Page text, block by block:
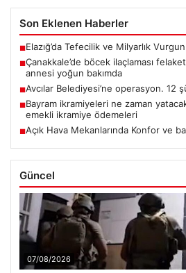
Son Eklenen Haberler
■Elazığ’da Tefecilik ve Milyarlık
■Çanakkale’de böcek ilaçlaması
annesi yoğun bakımda
■Avcılar Belediyesi’ne operasyon. 12
■Bayram ikramiyeleri ne zaman
emekli ikramiye ödemeleri
■Açık Hava Mekanlarında Konfor ve
Güncel
07/08/2026